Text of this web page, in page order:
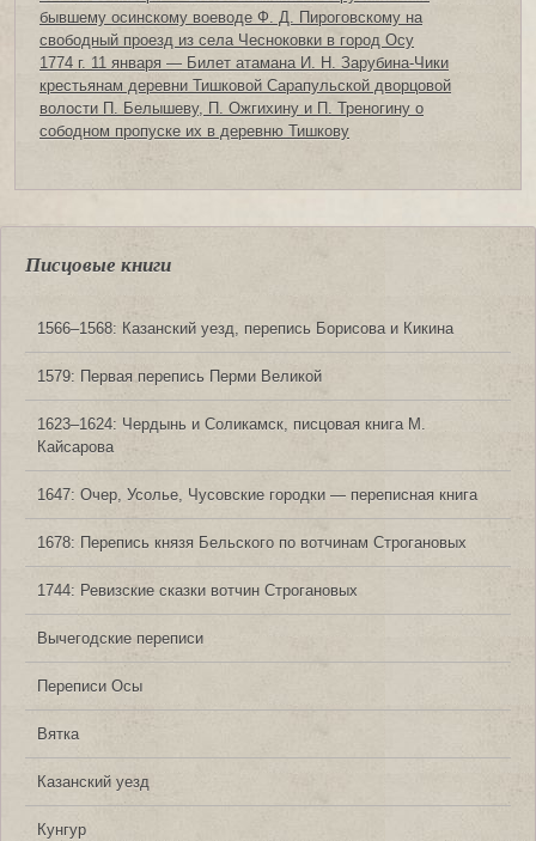
бывшему осинскому воеводе Ф. Д. Пироговскому на
свободный проезд из села Чесноковки в город Осу
1774 г. 11 января — Билет атамана И. Н. Зарубина-Чики
крестьянам деревни Тишковой Сарапульской дворцовой
волости П. Белышеву, П. Ожгихину и П. Треногину о
сободном пропуске их в деревню Тишкову
Писцовые книги
1566‒1568: Казанский уезд, перепись Борисова и Кикина
1579: Первая перепись Перми Великой
1623‒1624: Чердынь и Соликамск, писцовая книга М.
Кайсарова
1647: Очер, Усолье, Чусовские городки — переписная книга
1678: Перепись князя Бельского по вотчинам Строгановых
1744: Ревизские сказки вотчин Строгановых
Вычегодские переписи
Переписи Осы
Вятка
Казанский уезд
Кунгур